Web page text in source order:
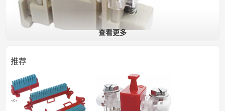
查看更多
推荐